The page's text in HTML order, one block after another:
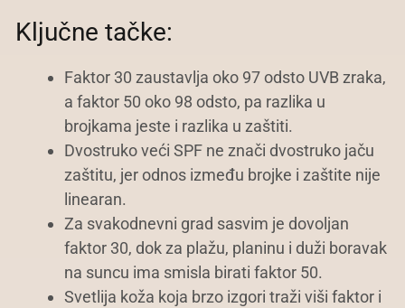
Ključne tačke:
Faktor 30 zaustavlja oko 97 odsto UVB zraka,
a faktor 50 oko 98 odsto, pa razlika u
brojkama jeste i razlika u zaštiti.
Dvostruko veći SPF ne znači dvostruko jaču
zaštitu, jer odnos između brojke i zaštite nije
linearan.
Za svakodnevni grad sasvim je dovoljan
faktor 30, dok za plažu, planinu i duži boravak
na suncu ima smisla birati faktor 50.
Svetlija koža koja brzo izgori traži viši faktor i